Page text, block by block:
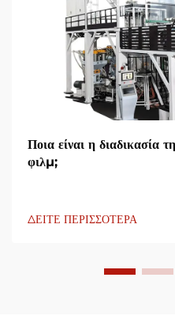
Ποια είναι η διαδικασία
φιλμ;
ΔΕΙΤΕ ΠΕΡΙΣΣΟΤΕΡΑ